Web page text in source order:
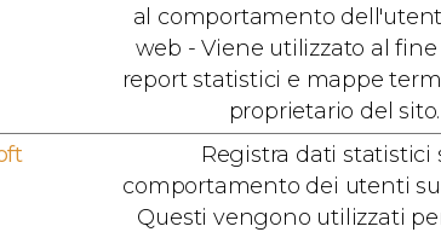
al comportamento
web - Viene utilizzato al
report statistici e mappe
proprietario del sito.
Registra dati statistici
comportamento dei utenti
Questi vengono utilizzati